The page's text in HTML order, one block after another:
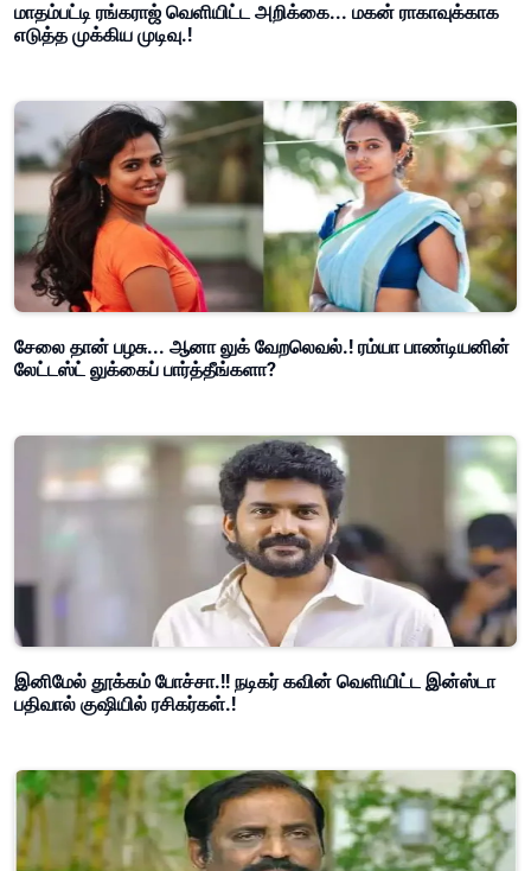
மாதம்பட்டி ரங்கராஜ் வெளியிட்ட அறிக்கை... மகன் ராகாவுக்காக
எடுத்த முக்கிய முடிவு.!
சேலை தான் பழசு... ஆனா லுக் வேறலெவல்.! ரம்யா பாண்டியனின்
லேட்டஸ்ட் லுக்கைப் பார்த்தீங்களா?
இனிமேல் தூக்கம் போச்சா.!! நடிகர் கவின் வெளியிட்ட இன்ஸ்டா
பதிவால் குஷியில் ரசிகர்கள்.!